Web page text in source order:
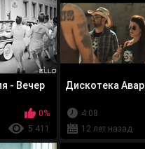
- Вечер
0%
5 411
Дискотека
4:08
12 лет назад